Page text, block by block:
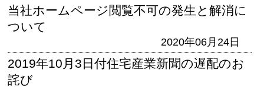
当社ホームページ閲覧不可の発生と解消に
ついて
2020年06月24日
2019年10月3日付住宅産業新聞の遅配のお
詫び